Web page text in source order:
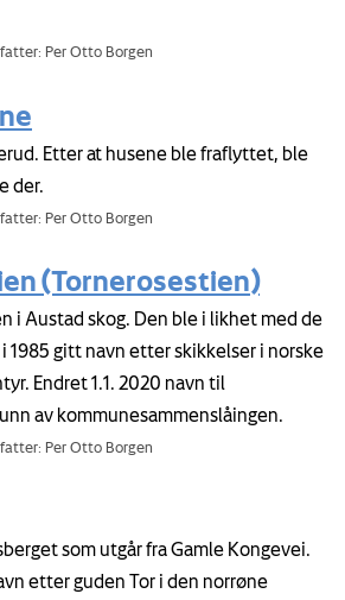
Per Otto Borgen
Etter at husene ble fraflyttet, ble
der.
Per Otto Borgen
(Tornerosestien)
i Austad skog. Den ble i likhet med de
1985 gitt navn etter skikkelser i norske
Endret 1.1. 2020 navn til
av kommunesammenslåingen.
Per Otto Borgen
som utgår fra Gamle Kongevei.
etter guden Tor i den norrøne